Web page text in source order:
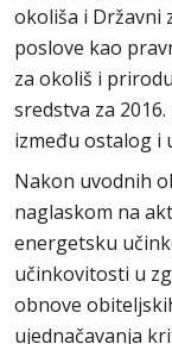
okoliša i Državni
poslove kao
za okoliš i
sredstva za
između ostalog i
Nakon uvodnih
naglaskom na
energetsku
učinkovitosti u
obnove
ujednačavanja